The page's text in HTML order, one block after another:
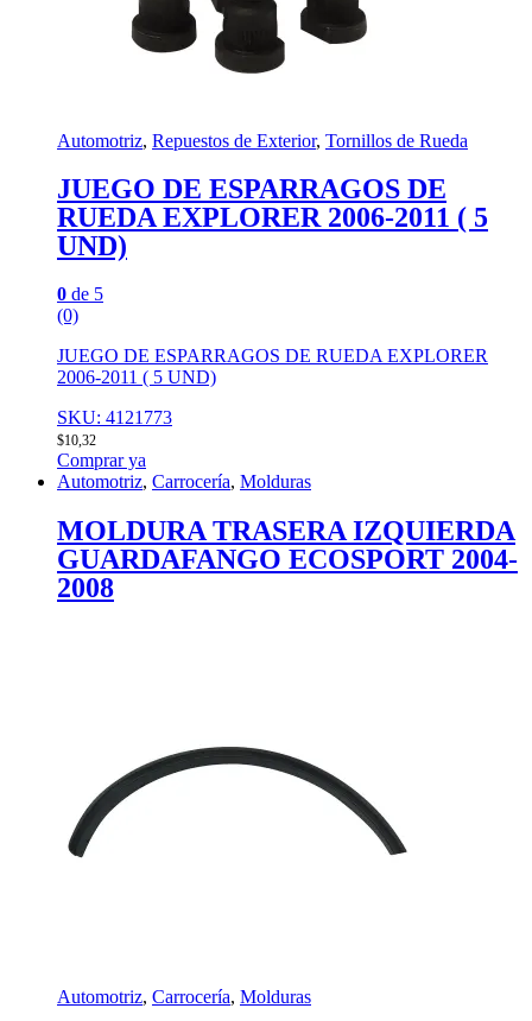
Automotriz, Repuestos de Exterior, Tornillos de Rueda
JUEGO DE ESPARRAGOS DE
RUEDA EXPLORER 2006-2011 ( 5
UND)
0 de 5
(0)
JUEGO DE ESPARRAGOS DE RUEDA EXPLORER
2006-2011 ( 5 UND)
SKU: 4121773
$10,32
Comprar ya
Automotriz, Carrocería, Molduras
MOLDURA TRASERA IZQUIERDA
GUARDAFANGO ECOSPORT 2004-
2008
Automotriz, Carrocería, Molduras